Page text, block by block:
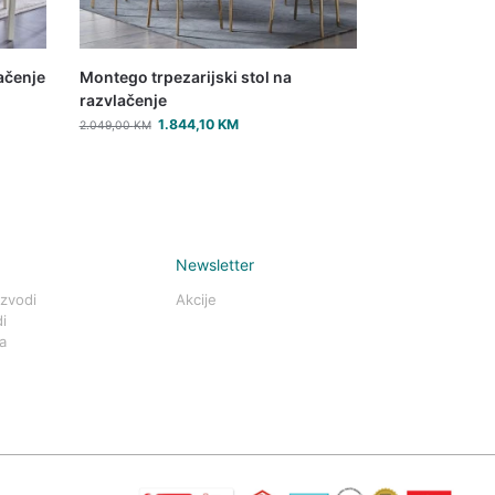
Montego trpezarijski stol na
razvlačenje
2.049,00KM 1.844,10KM
Newsletter
Akcije